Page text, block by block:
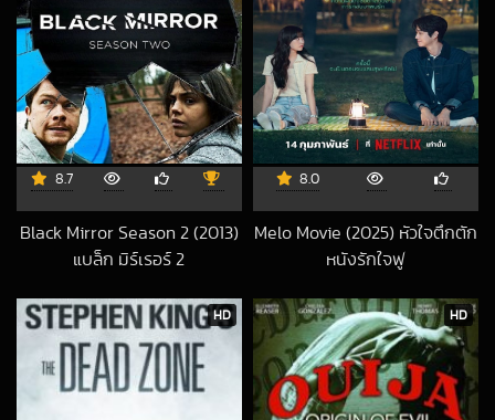
8.7
Black Mirror Season 2 (2013)
แบล็ก มิร์เรอร์ 2
8.0
Melo Movie (2025) หัวใจตึกตัก
หนังรักใจฟู
HD HD